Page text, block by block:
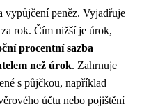
vypůjčení peněz. Vyjadřuje
rok. Čím nižší je úrok,
procentní sazba
než úrok. Zahrnuje
s půjčkou, například
účtu nebo pojištění